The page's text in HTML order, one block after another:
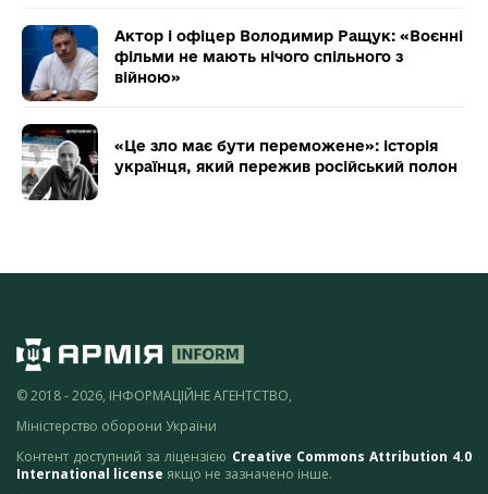
Актор і офіцер Володимир Ращук: «Воєнні
фільми не мають нічого спільного з
війною»
«Це зло має бути переможене»: історія
українця, який пережив російський полон
© 2018 - 2026, ІНФОРМАЦІЙНЕ АГЕНТСТВО,
Міністерство оборони України
Контент доступний за ліцензією Creative Commons Attribution 4.0
International license якщо не зазначено інше.